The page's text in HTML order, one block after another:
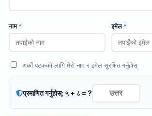
नाम* इमेल*
अर्को पटकको लागि मेरो नाम र इमेल सुरक्षित गर्नुहोस्
प्रमाणित गर्नुहोस्: ५ + ८ = ?